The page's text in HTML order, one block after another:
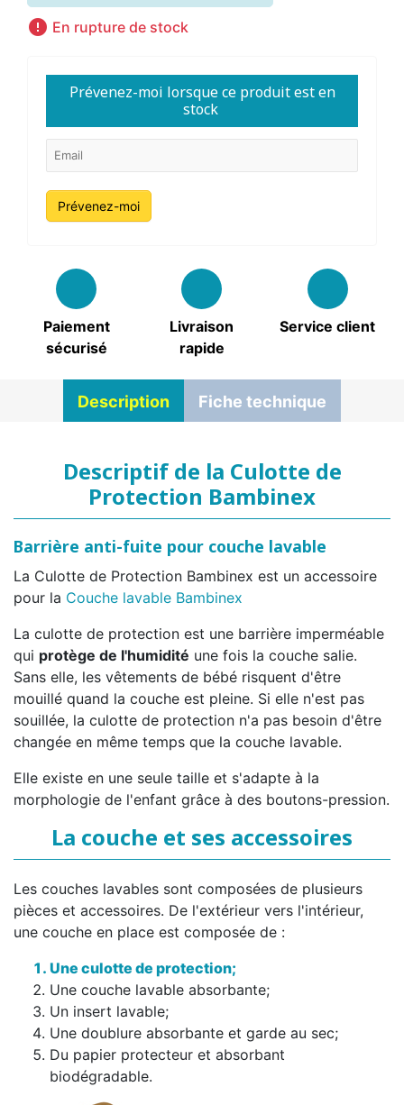
 En rupture de stock
Prévenez-moi lorsque ce produit est en
stock
Prévenez-moi
Paiement
sécurisé
Livraison
rapide
Service client
Description Fiche technique
Descriptif de la Culotte de
Protection Bambinex
Barrière anti-fuite pour couche lavable
La Culotte de Protection Bambinex est un accessoire
pour la Couche lavable Bambinex
La culotte de protection est une barrière imperméable
qui protège de l'humidité une fois la couche salie.
Sans elle, les vêtements de bébé risquent d'être
mouillé quand la couche est pleine. Si elle n'est pas
souillée, la culotte de protection n'a pas besoin d'être
changée en même temps que la couche lavable.
Elle existe en une seule taille et s'adapte à la
morphologie de l'enfant grâce à des boutons-pression.
La couche et ses accessoires
Les couches lavables sont composées de plusieurs
pièces et accessoires. De l'extérieur vers l'intérieur,
une couche en place est composée de :
Une culotte de protection;
Une couche lavable absorbante;
Un insert lavable;
Une doublure absorbante et garde au sec;
Du papier protecteur et absorbant
biodégradable.